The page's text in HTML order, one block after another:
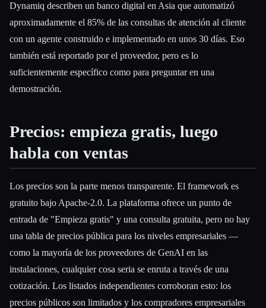
Dynamiq describen un banco digital en Asia que automatizó
aproximadamente el 85% de las consultas de atención al cliente
con un agente construido e implementado en unos 30 días. Eso
también está reportado por el proveedor, pero es lo
suficientemente específico como para preguntar en una
demostración.
Precios: empieza gratis, luego
habla con ventas
Los precios son la parte menos transparente. El framework es
gratuito bajo Apache-2.0. La plataforma ofrece un punto de
entrada de "Empieza gratis" y una consulta gratuita, pero no hay
una tabla de precios pública para los niveles empresariales —
como la mayoría de los proveedores de GenAI en las
instalaciones, cualquier cosa seria se enruta a través de una
cotización. Los listados independientes corroboran esto: los
precios públicos son limitados y los compradores empresariales